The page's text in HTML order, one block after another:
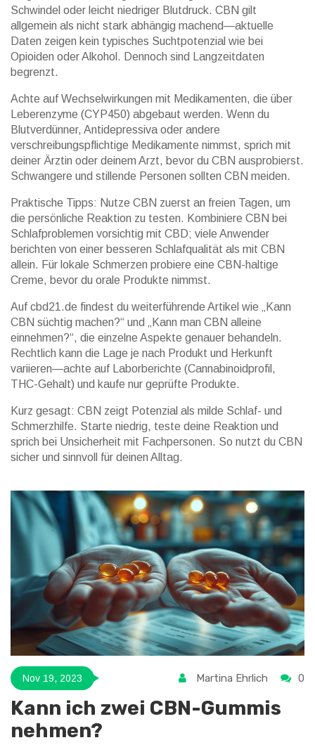
Schwindel oder leicht niedriger Blutdruck. CBN gilt
allgemein als nicht stark abhängig machend—aktuelle
Daten zeigen kein typisches Suchtpotenzial wie bei
Opioiden oder Alkohol. Dennoch sind Langzeitdaten
begrenzt.
Achte auf Wechselwirkungen mit Medikamenten, die über
Leberenzyme (CYP450) abgebaut werden. Wenn du
Blutverdünner, Antidepressiva oder andere
verschreibungspflichtige Medikamente nimmst, sprich mit
deiner Ärztin oder deinem Arzt, bevor du CBN ausprobierst.
Schwangere und stillende Personen sollten CBN meiden.
Praktische Tipps: Nutze CBN zuerst an freien Tagen, um
die persönliche Reaktion zu testen. Kombiniere CBN bei
Schlafproblemen vorsichtig mit CBD; viele Anwender
berichten von einer besseren Schlafqualität als mit CBN
allein. Für lokale Schmerzen probiere eine CBN-haltige
Creme, bevor du orale Produkte nimmst.
Auf cbd21.de findest du weiterführende Artikel wie „Kann
CBN süchtig machen?“ und „Kann man CBN alleine
einnehmen?“, die einzelne Aspekte genauer behandeln.
Rechtlich kann die Lage je nach Produkt und Herkunft
variieren—achte auf Laborberichte (Cannabinoidprofil,
THC-Gehalt) und kaufe nur geprüfte Produkte.
Kurz gesagt: CBN zeigt Potenzial als milde Schlaf- und
Schmerzhilfe. Starte niedrig, teste deine Reaktion und
sprich bei Unsicherheit mit Fachpersonen. So nutzt du CBN
sicher und sinnvoll für deinen Alltag.
Nov 19, 2023 Martina Ehrlich 0
Kann ich zwei CBN-Gummis
nehmen?